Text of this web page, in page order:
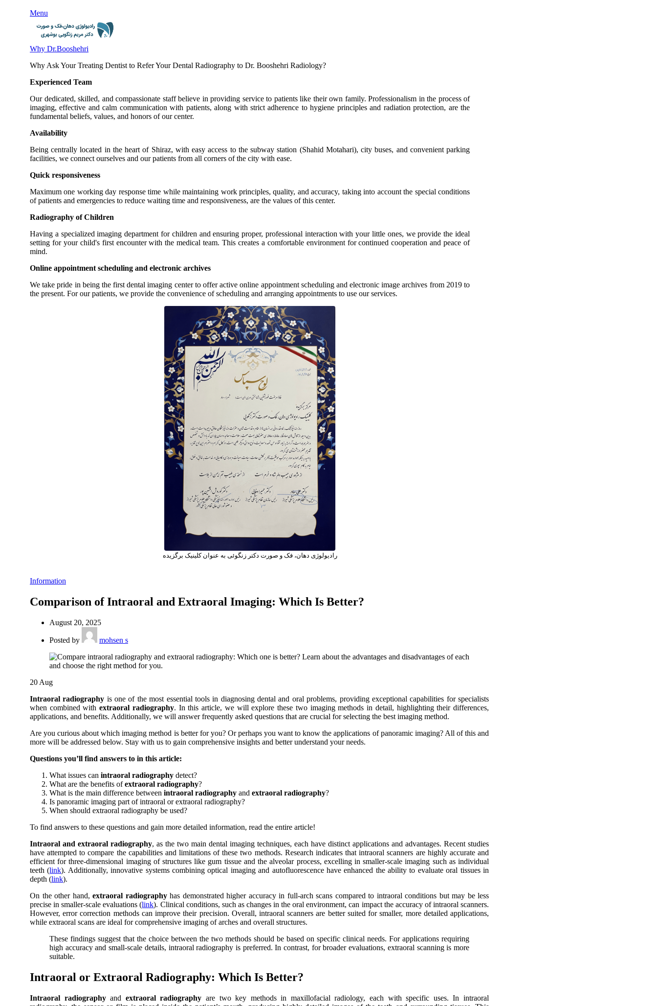
Menu
Why Dr.Booshehri
Why Ask Your Treating Dentist to Refer Your Dental Radiography to Dr. Booshehri Radiology?
Experienced Team
Our dedicated, skilled, and compassionate staff believe in providing service to patients like their own family. Professionalism in the process of
imaging, effective and calm communication with patients, along with strict adherence to hygiene principles and radiation protection, are the
fundamental beliefs, values, and honors of our center.
Availability
Being centrally located in the heart of Shiraz, with easy access to the subway station (Shahid Motahari), city buses, and convenient parking
facilities, we connect ourselves and our patients from all corners of the city with ease.
Quick responsiveness
Maximum one working day response time while maintaining work principles, quality, and accuracy, taking into account the special conditions
of patients and emergencies to reduce waiting time and responsiveness, are the values ​​of this center.
Radiography of Children
Having a specialized imaging department for children and ensuring proper, professional interaction with your little ones, we provide the ideal
setting for your child's first encounter with the medical team. This creates a comfortable environment for continued cooperation and peace of
mind.
Online appointment scheduling and electronic archives
We take pride in being the first dental imaging center to offer active online appointment scheduling and electronic image archives from 2019 to
the present. For our patients, we provide the convenience of scheduling and arranging appointments to use our services.
رادیولوژی دهان، فک و صورت دکتر زنگوئی به عنوان کلینیک برگزیده
Information
Comparison of Intraoral and Extraoral Imaging: Which Is Better?
August 20, 2025
Posted by mohsen s
20 Aug
Intraoral radiography is one of the most essential tools in diagnosing dental and oral problems, providing exceptional capabilities for specialists
when combined withextraoral radiography. In this article, we will explore these two imaging methods in detail, highlighting their differences,
applications, and benefits. Additionally, we will answer frequently asked questions that are crucial for selecting the best imaging method.
Are you curious about which imaging method is better for you? Or perhaps you want to know the applications of panoramic imaging? All of this and
more will be addressed below. Stay with us to gain comprehensive insights and better understand your needs.
Questions you’ll find answers to in this article:
What issues can intraoral radiography detect?
What are the benefits ofextraoral radiography?
What is the main difference between intraoral radiography and extraoral radiography?
Is panoramic imaging part of intraoral or extraoral radiography?
When should extraoral radiography be used?
To find answers to these questions and gain more detailed information, read the entire article!
Intraoral and extraoral radiography, as the two main dental imaging techniques, each have distinct applications and advantages. Recent studies
have attempted to compare the capabilities and limitations of these two methods. Research indicates that intraoral scanners are highly accurate and
efficient for three-dimensional imaging of structures like gum tissue and the alveolar process, excelling in smaller-scale imaging such as individual
teeth (link). Additionally, innovative systems combining optical imaging and autofluorescence have enhanced the ability to evaluate oral tissues in
depth (link).
On the other hand, extraoral radiographyhas demonstrated higher accuracy in full-arch scans compared to intraoral conditions but may be less
precise in smaller-scale evaluations (link). Clinical conditions, such as changes in the oral environment, can impact the accuracy of intraoral scanners.
However, error correction methods can improve their precision. Overall, intraoral scanners are better suited for smaller, more detailed applications,
while extraoral scans are ideal for comprehensive imaging of arches and overall structures.
These findings suggest that the choice between the two methods should be based on specific clinical needs. For applications requiring
high accuracy and small-scale details, intraoral radiography is preferred. In contrast, for broader evaluations, extraoral scanning is more
suitable.
Intraoral or Extraoral Radiography: Which Is Better?
Intraoral radiographyand extraoral radiography are two key methods in maxillofacial radiology, each with specific uses. In intraoral